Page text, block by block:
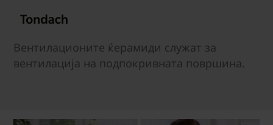
Вентилационите ќерамиди служат за
вентилација на подпокривната површина.